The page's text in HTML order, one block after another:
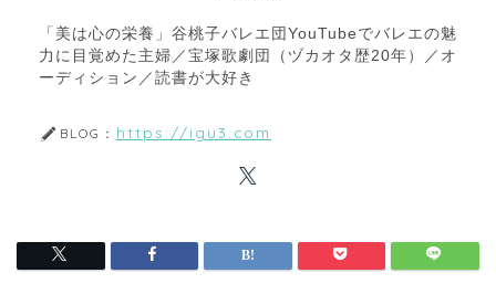
「美は心の栄養」谷桃子バレエ団YouTubeでバレエの魅
力に目覚めた主婦／宝塚歌劇団（ヅカオタ歴20年）／オ
ーディション／読書が大好き
BLOG： https://igu3.com